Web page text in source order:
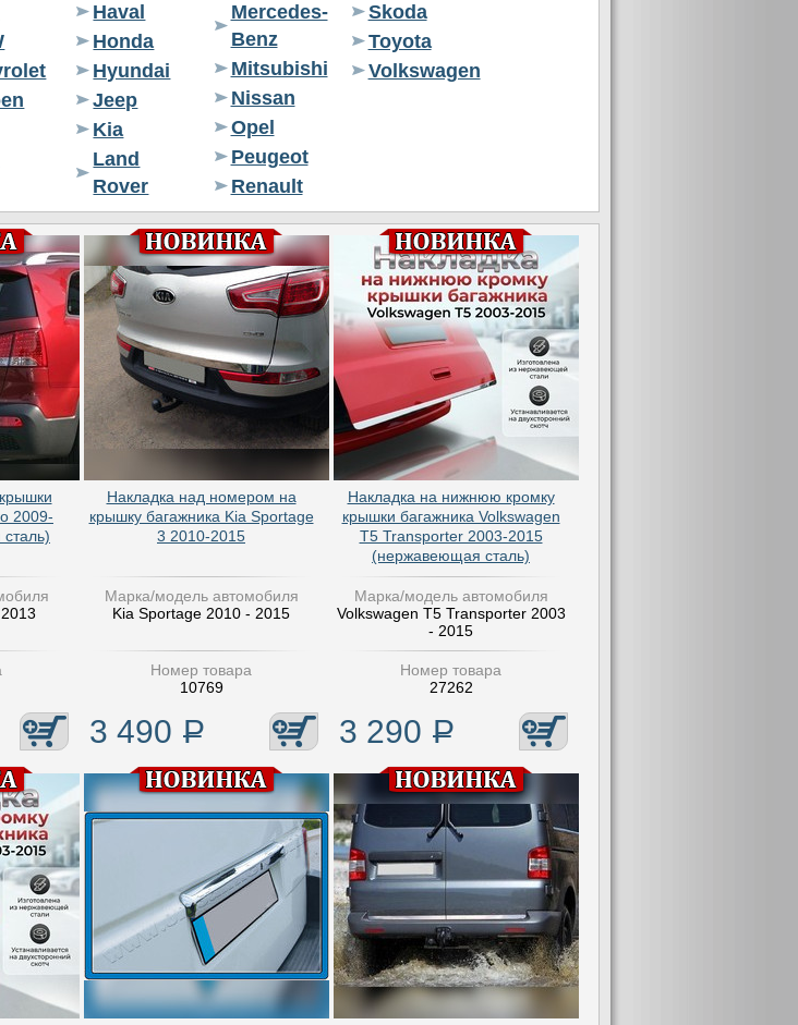
Haval
Honda
Hyundai
Jeep
Kia
Land
Rover
Mercedes-
Benz
Mitsubishi
Nissan
Opel
Peugeot
Renault
Skoda
Toyota
Volkswagen
2009-
Накладка над номером на
крышку багажника Kia Sportage
3 2010-2015
Марка/модель автомобиля
Kia Sportage 2010 - 2015
Номер товара
10769
3 490 Р
Накладка на нижнюю кромку
крышки багажника Volkswagen
T5 Transporter 2003-2015
(нержавеющая сталь)
Марка/модель автомобиля
Volkswagen T5 Transporter 2003
- 2015
Номер товара
27262
3 290 Р